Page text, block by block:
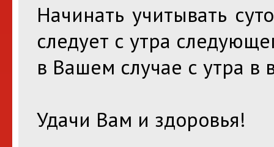
Начинать учитывать
следует с утра
в Вашем случае с утра в
Удачи Вам и здоровья!